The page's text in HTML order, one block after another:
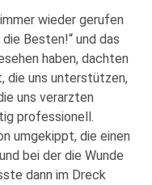
wieder gerufen
Besten!“ und das
haben, dachten
die uns unterstützen,
uns verarzten
professionell.
umgekippt, die einen
bei der die Wunde
dann im Dreck